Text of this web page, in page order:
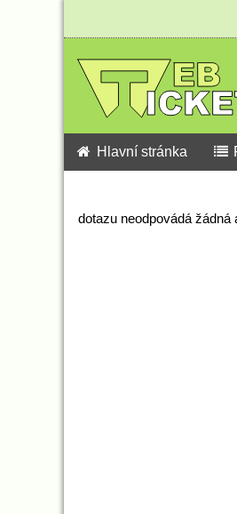
Hlavní stránka
dotazu neodpovádá žádná